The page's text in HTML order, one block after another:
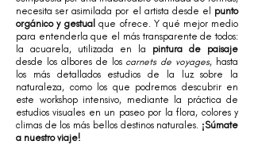
necesita ser asimilada por el artista desde el punto
orgánico y gestualque ofrece. Y qué mejor medio
para entenderla que el más transparente de todos:
la acuarela, utilizada en la pintura de paisaje
desde los albores de loscarnets de voyages, hasta
los más detallados estudios de la luz sobre la
naturaleza, como los que podremos descubrir en
este workshop intensivo, mediante la práctica de
estudios visuales en un paseo por la flora, colores y
climas de los más bellos destinos naturales. ¡Súmate
a nuestro viaje!